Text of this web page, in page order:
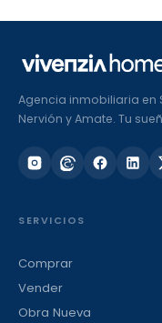
Agencia inmobiliaria en
Nervión y Amate. Tu
SERVICIOS
Comprar
Vender
Obra Nueva